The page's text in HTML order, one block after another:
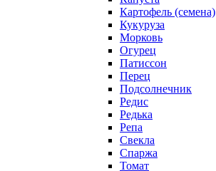
Картофель (семена)
Кукуруза
Морковь
Огурец
Патиссон
Перец
Подсолнечник
Редис
Редька
Репа
Свекла
Спаржа
Томат